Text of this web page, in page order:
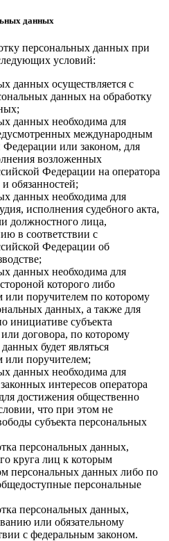
данных
персональных данных при
условий:
данных осуществляется с
данных на обработку
данных необходима для
международным
Федерации или законом, для
возложенных
Федерации на оператора
обязанностей;
данных необходима для
исполнения судебного акта,
должностного лица,
в соответствии с
Федерации об
данных необходима для
которого либо
или поручителем по которому
данных, а также для
инициативе субъекта
договора, по которому
будет являться
или поручителем;
данных необходима для
интересов оператора
достижения общественно
что при этом не
субъекта персональных
персональных данных,
круга лиц к которым
персональных данных либо по
персональные
персональных данных,
или обязательному
с федеральным законом.